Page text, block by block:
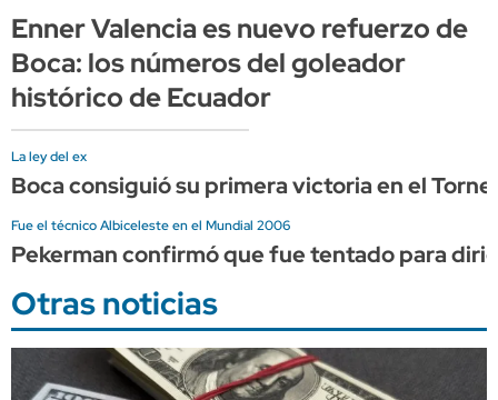
Enner Valencia es nuevo refuerzo de
Boca: los números del goleador
histórico de Ecuador
La ley del ex
Boca consiguió su primera victoria en el
Fue el técnico Albiceleste en el Mundial 2006
Pekerman confirmó que fue tentado para
Otras noticias